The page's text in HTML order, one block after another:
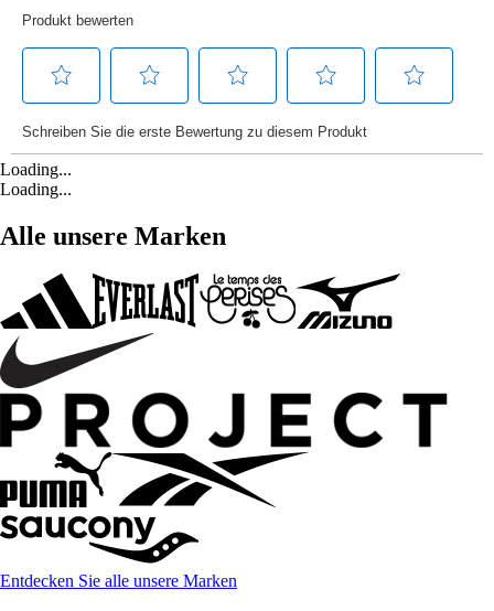
Loading...
Loading...
Alle unsere Marken
Entdecken Sie alle unsere Marken